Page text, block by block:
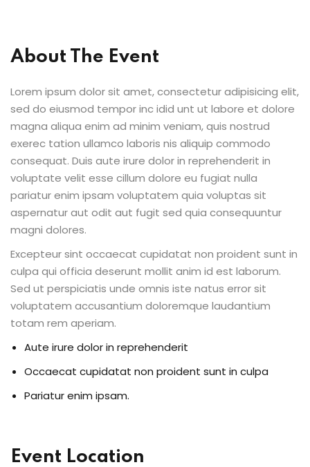
About The Event
Lorem ipsum dolor sit amet, consectetur adipisicing elit,
sed do eiusmod tempor inc idid unt ut labore et dolore
magna aliqua enim ad minim veniam, quis nostrud
exerec tation ullamco laboris nis aliquip commodo
consequat. Duis aute irure dolor in reprehenderit in
voluptate velit esse cillum dolore eu fugiat nulla
pariatur enim ipsam voluptatem quia voluptas sit
aspernatur aut odit aut fugit sed quia consequuntur
magni dolores.
Excepteur sint occaecat cupidatat non proident sunt in
culpa qui officia deserunt mollit anim id est laborum.
Sed ut perspiciatis unde omnis iste natus error sit
voluptatem accusantium doloremque laudantium
totam rem aperiam.
Aute irure dolor in reprehenderit
Occaecat cupidatat non proident sunt in culpa
Pariatur enim ipsam.
Event Location